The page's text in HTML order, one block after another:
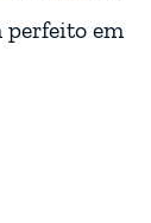
perfeito em